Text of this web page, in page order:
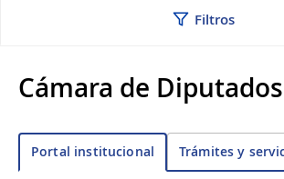
Filtros
Cámara de Diputados
Portal institucional Trámites y